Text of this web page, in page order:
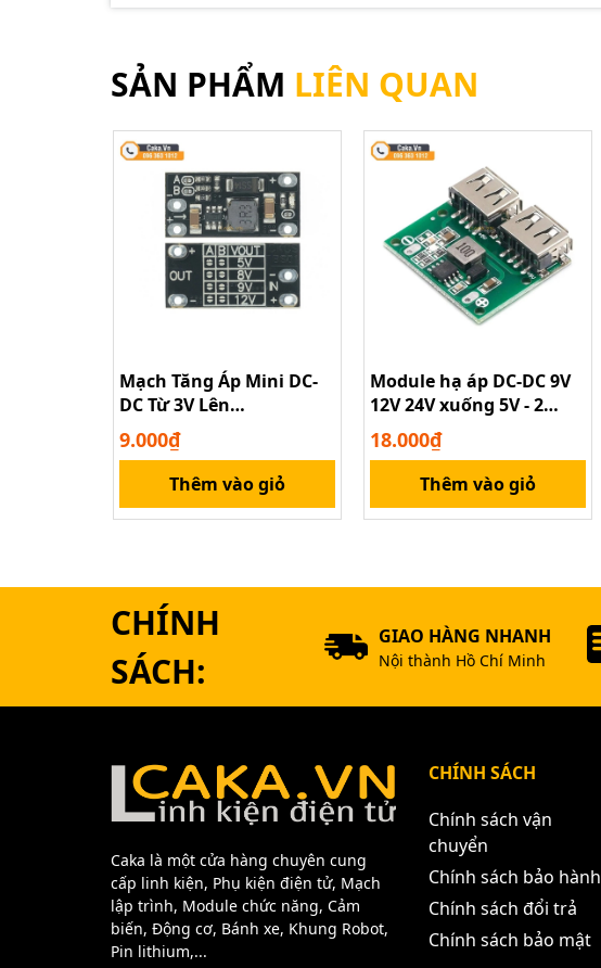
SẢN PHẨM LIÊN QUAN
Mạch Tăng Áp Mini DC-
DC Từ 3V Lên
5V/8V/9V/12V
9.000₫
Thêm vào giỏ
Module hạ áp DC-DC 9V
12V 24V xuống 5V - 2
cổng USB 3A
18.000₫
Thêm vào giỏ
CHÍNH
SÁCH:
GIAO HÀNG NHANH
Nội thành Hồ Chí Minh
Caka là một cửa hàng chuyên cung
cấp linh kiện, Phụ kiện điện tử, Mạch
lập trình, Module chức năng, Cảm
biến, Động cơ, Bánh xe, Khung Robot,
Pin lithium,...
CHÍNH SÁCH
Chính sách vận
chuyển
Chính sách bảo hành
Chính sách đổi trả
Chính sách bảo mật